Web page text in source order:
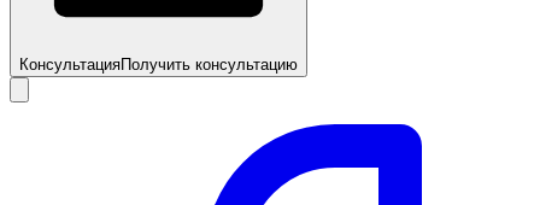
КонсультацияПолучить консультацию